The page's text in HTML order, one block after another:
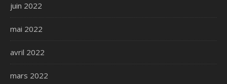
juin 2022
mai 2022
avril 2022
mars 2022